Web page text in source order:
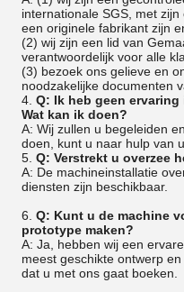
internationale SGS, met
een originele fabrikant zijn
(2) wij zijn een lid van
verantwoordelijk voor alle
(3) bezoek ons gelieve en
noodzakelijke documenten
4. Q: Ik heb geen
Wat kan ik doen?
A: Wij zullen u begeleiden
doen, kunt u naar hulp van
5. Q: Verstrekt u overzee
A: De machineinstallatie
diensten zijn beschikbaar.
6. Q: Kunt u de machine
prototype maken?
A: Ja, hebben wij een
meest geschikte ontwerp
dat u met ons gaat boeken.